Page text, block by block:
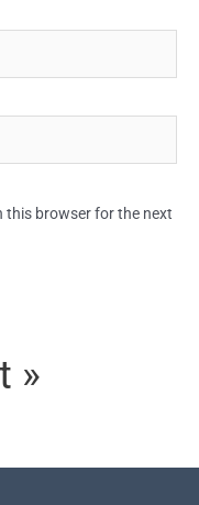
this browser for the next